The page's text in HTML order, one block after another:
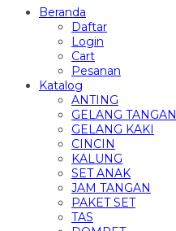
Beranda
Daftar
Login
Cart
Pesanan
Katalog
ANTING
GELANG TANGAN
GELANG KAKI
CINCIN
KALUNG
SET ANAK
JAM TANGAN
PAKET SET
TAS